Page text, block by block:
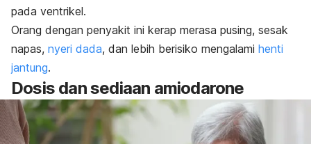
pada ventrikel.
Orang dengan penyakit ini kerap merasa pusing, sesak
napas, nyeri dada, dan lebih berisiko mengalami henti
jantung.
Dosis dan sediaan amiodarone